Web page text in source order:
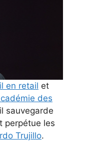
en retail et
des
sauvegarde
perpétue les
Trujillo.